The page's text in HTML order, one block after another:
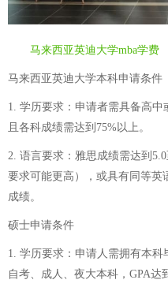
马来西亚英迪大学mba学费
马来西亚英迪大学本科申请条件
1. 学历要求：申请者需具备高中
且各科成绩需达到75%以上。
2. 语言要求：雅思成绩需达到
要求可能更高），或具有同等
成绩。
硕士申请条件
1. 学历要求：申请人需拥有本科
自考、成人、夜大本科，GPA达